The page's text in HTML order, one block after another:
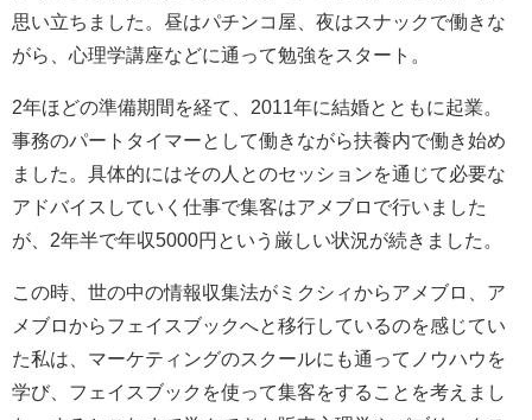
思い立ちました。昼はパチンコ屋、夜はスナックで働きな
がら、心理学講座などに通って勉強をスタート。
2年ほどの準備期間を経て、2011年に結婚とともに起業。
事務のパートタイマーとして働きながら扶養内で働き始め
ました。具体的にはその人とのセッションを通じて必要な
アドバイスしていく仕事で集客はアメブロで行いました
が、2年半で年収5000円という厳しい状況が続きました。
この時、世の中の情報収集法がミクシィからアメブロ、ア
メブロからフェイスブックへと移行しているのを感じてい
た私は、マーケティングのスクールにも通ってノウハウを
学び、フェイスブックを使って集客をすることを考えまし